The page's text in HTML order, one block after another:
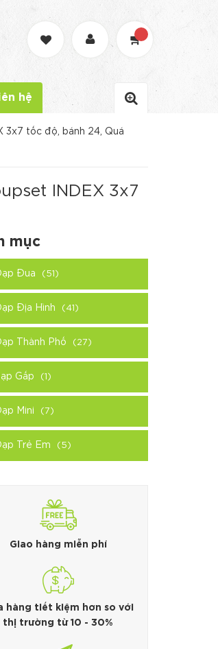
hệ
3x7 tốc độ, bánh 24, Quá
INDEX 3x7
mục
Đua (51)
Địa Hình (41)
Thành Phố (27)
Gấp (1)
Mini (7)
Trẻ Em (5)
Giao hàng miễn phí
hàng tiết kiệm hơn so với
thị trường từ 10 - 30%